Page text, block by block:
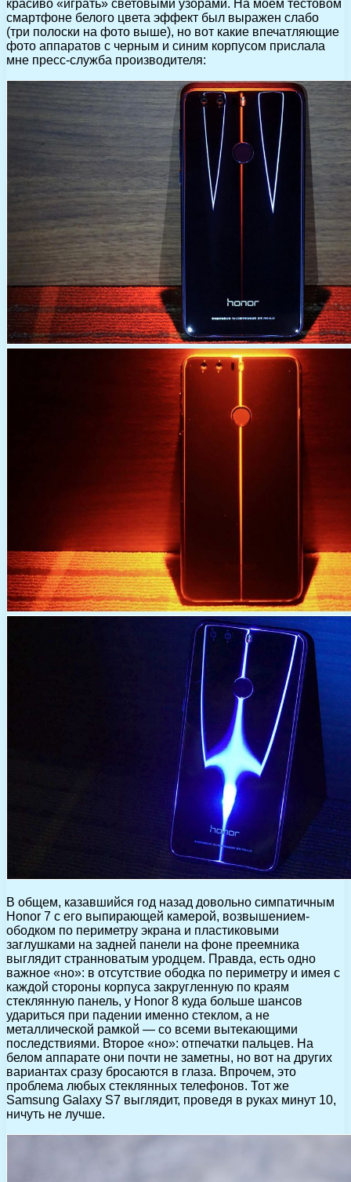
красиво «играть» световыми узорами. На моем тестовом
смартфоне белого цвета эффект был выражен слабо
(три полоски на фото выше), но вот какие впечатляющие
фото аппаратов с черным и синим корпусом прислала
мне пресс-служба производителя:
В общем, казавшийся год назад довольно симпатичным
Honor 7 с его выпирающей камерой, возвышением-
ободком по периметру экрана и пластиковыми
заглушками на задней панели на фоне преемника
выглядит странноватым уродцем. Правда, есть одно
важное «но»: в отсутствие ободка по периметру и имея с
каждой стороны корпуса закругленную по краям
стеклянную панель, у Honor 8 куда больше шансов
удариться при падении именно стеклом, а не
металлической рамкой — со всеми вытекающими
последствиями. Второе «но»: отпечатки пальцев. На
белом аппарате они почти не заметны, но вот на других
вариантах сразу бросаются в глаза. Впрочем, это
проблема любых стеклянных телефонов. Тот же
Samsung Galaxy S7 выглядит, проведя в руках минут 10,
ничуть не лучше.